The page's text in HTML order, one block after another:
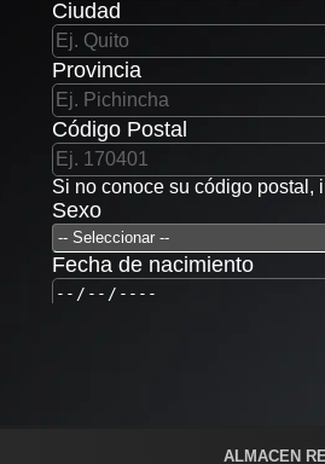
Ciudad
Provincia
Código Postal
Si no conoce su código postal,
Sexo
Fecha de nacimiento
ALMACEN